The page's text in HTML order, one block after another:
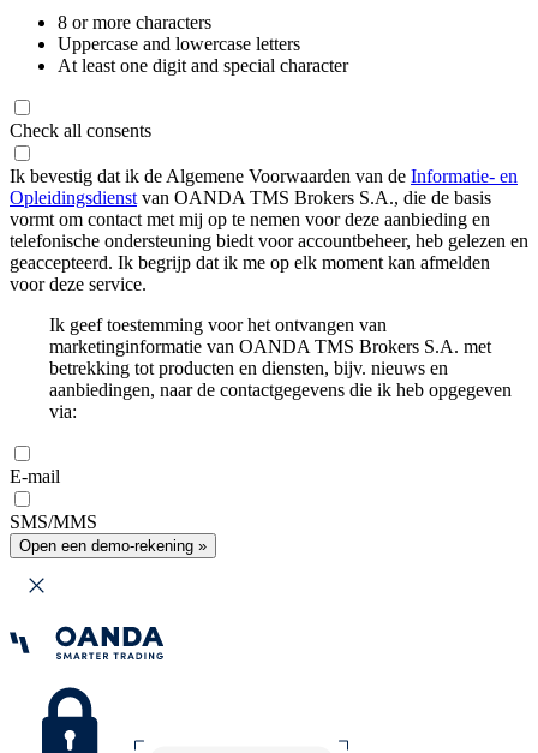
8 or more characters
Uppercase and lowercase letters
At least one digit and special character
Check all consents
Ik bevestig dat ik de Algemene Voorwaarden van de Informatie- en
Opleidingsdienst van OANDA TMS Brokers S.A., die de basis
vormt om contact met mij op te nemen voor deze aanbieding en
telefonische ondersteuning biedt voor accountbeheer, heb gelezen en
geaccepteerd. Ik begrijp dat ik me op elk moment kan afmelden
voor deze service.
Ik geef toestemming voor het ontvangen van
marketinginformatie van OANDA TMS Brokers S.A. met
betrekking tot producten en diensten, bijv. nieuws en
aanbiedingen, naar de contactgegevens die ik heb opgegeven
via:
E-mail
SMS/MMS
Open een demo-rekening »